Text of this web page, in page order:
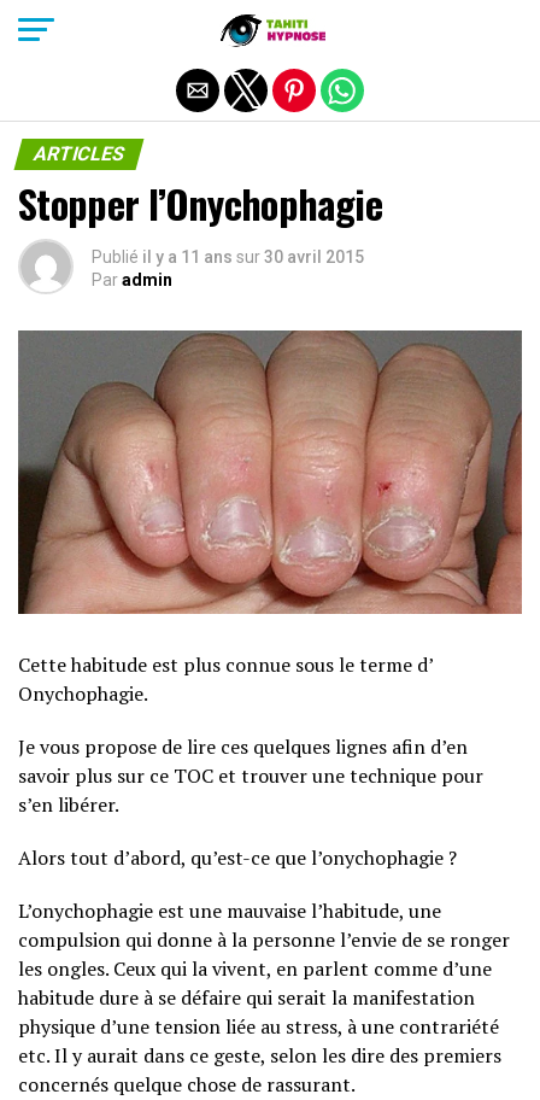
ARTICLES
Stopper l’Onychophagie
Publié il y a 11 ans sur30 avril 2015
Paradmin
Cette habitude est plus connue sous le terme d’
Onychophagie.
Je vous propose de lire ces quelques lignes afin d’en
savoir plus sur ce TOC et trouver une technique pour
s’en libérer.
Alors tout d’abord, qu’est-ce que l’onychophagie ?
L’onychophagie est une mauvaise l’habitude, une
compulsion qui donne à la personne l’envie de se ronger
les ongles. Ceux qui la vivent, en parlent comme d’une
habitude dure à se défaire qui serait la manifestation
physique d’une tension liée au stress, à une contrariété
etc. Il y aurait dans ce geste, selon les dire des premiers
concernés quelque chose de rassurant.
Quitter la version mobile